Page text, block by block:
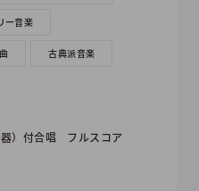
ー音楽
古典派音楽
）付合唱 フルスコア